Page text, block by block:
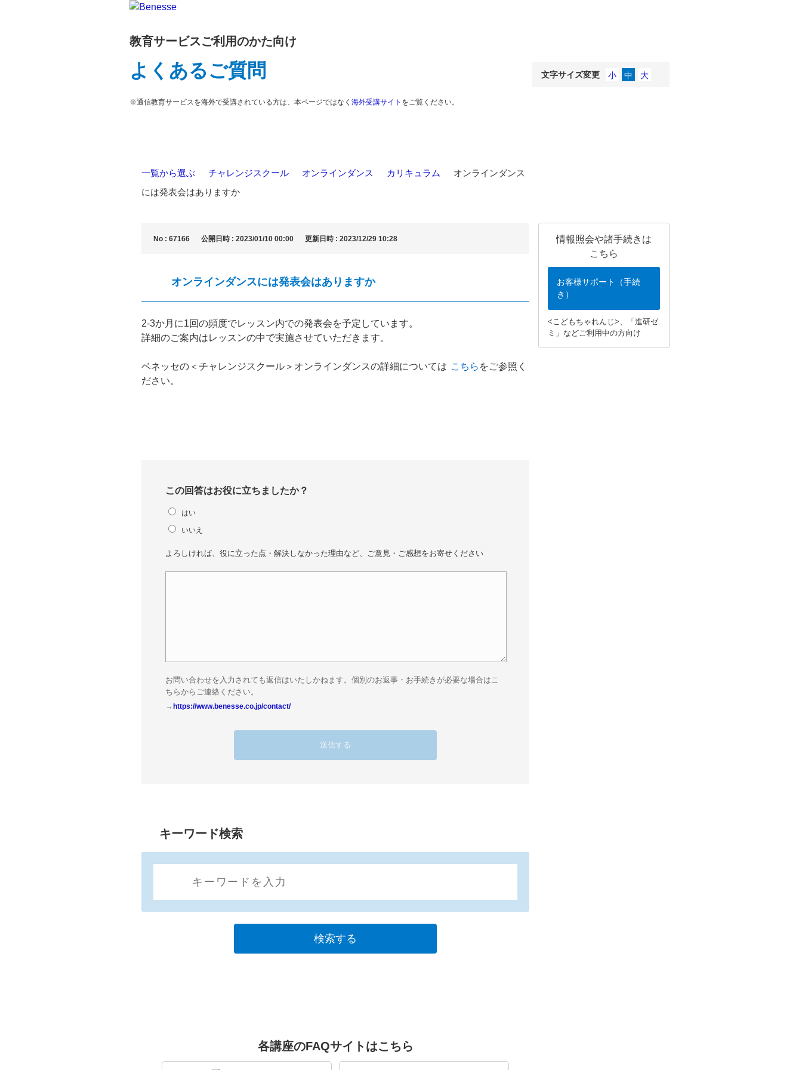
教育サービスご利用のかた向け
よくあるご質問
※通信教育サービスを海外で受講されている方は、本ページではなく 海外受講サイト をご覧ください。
文字サイズ変更
一覧から選ぶ チャレンジスクール オンラインダンス カリキュラム
オンラインダンス
には発表会はありますか
情報照会や諸手続きは
こちら
お客様サポート（手続
き）
<こどもちゃれんじ>、「進研ゼ
ミ」などご利用中の方向け
No : 67166 公開日時 : 2023/01/10 00:00 更新日時 : 2023/12/29 10:28
オンラインダンスには発表会はありますか
2-3か月に1回の頻度でレッスン内での発表会を予定しています。
詳細のご案内はレッスンの中で実施させていただきます。
ベネッセの＜チャレンジスクール＞オンラインダンスの詳細については こちら をご参照く
ださい。
この回答はお役に立ちましたか？
はい
いいえ
よろしければ、役に立った点・解決しなかった理由など、ご意見・ご感想をお寄せください
お問い合わせを入力されても返信はいたしかねます。個別のお返事・お手続きが必要な場合はこ
ちらからご連絡ください。
→https://www.benesse.co.jp/contact/
キーワード検索
各講座のFAQサイトはこちら